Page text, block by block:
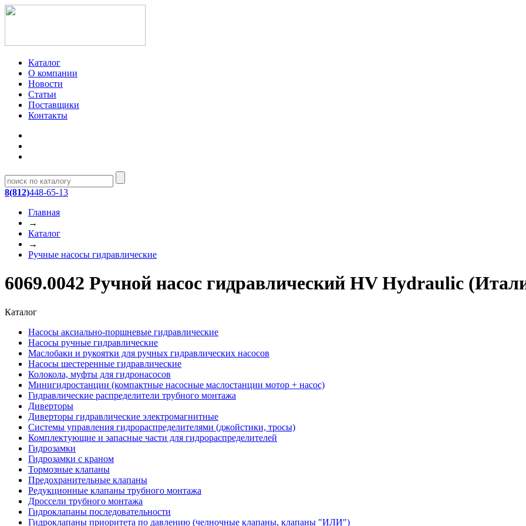
Каталог
О компании
Новости
Статьи
Поставщики
Контакты
8(812)448-65-13
Главная
→
Каталог
→
Ручные насосы гидравлические
6069.0042 Ручной насос гидравлический HV Hydraulic
Каталог
Насосы аксиально-поршневые гидравлические
Насосы ручные гидравлические
Маслобаки и рукоятки для ручных гидравлических насосов
Насосы шестеренные гидравлические
Колокола, муфты для гидронасосов
Минигидростанции (компактные насосные маслостанции мотор + насос)
Гидравлические распределители трубного монтажа
Диверторы
Диверторы гидравлические электромагнитные
Системы управления гидрораспределителями (джойстики, тросы)
Комплектующие и запасные части для гидрораспределителей
Гидрозамки
Гидрозамки с краном
Тормозные клапаны
Предохранительные клапаны
Редукционные клапаны трубного монтажа
Дроссели трубного монтажа
Гидроклапаны последовательности
Гидроклапаны приоритета по давлению (челночные клапаны, клапаны "ИЛИ")